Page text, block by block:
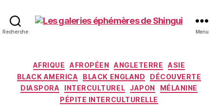
Recherche
de
Shingui
Menu
Catégories
AFRIQUE AFROPÉEN ANGLETERRE
ASIE
BLACK AMERICA
BLACK ENGLAND
DÉCOUVERTE
DIASPORA
INTERCULTUREL JAPON
MÉLANINE
PÉPITE INTERCULTURELLE